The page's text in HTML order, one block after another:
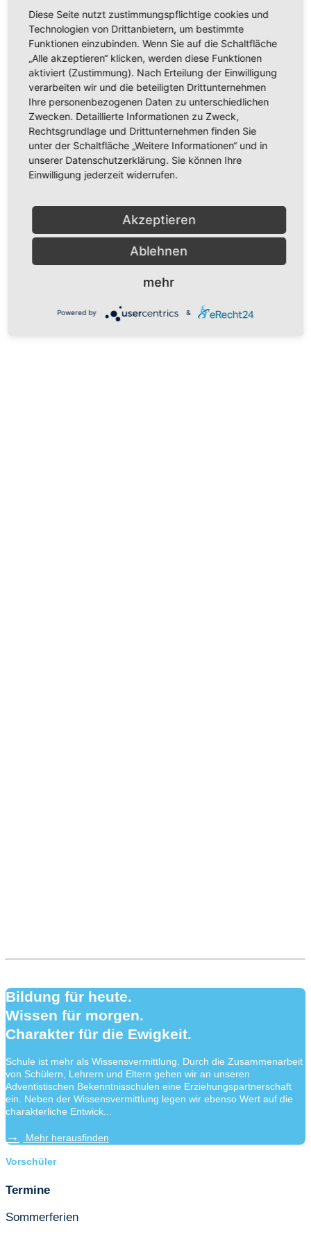
Bildung für heute.
Wissen für morgen.
Charakter für die Ewigkeit.
Schule ist mehr als Wissensvermittlung. Durch die Zusammenarbeit
von Schülern, Lehrern und Eltern gehen wir an unseren
Adventistischen Bekenntnisschulen eine Erziehungspartnerschaft
ein. Neben der Wissensvermittlung legen wir ebenso Wert auf die
charakterliche Entwick...
Mehr herausfinden
Vorschüler
Termine
Sommerferien
Diese Seite nutzt zustimmungspflichtige cookies und
Technologien von Drittanbietern, um bestimmte
Funktionen einzubinden. Wenn Sie auf die Schaltfläche
„Alle akzeptieren“ klicken, werden diese Funktionen
aktiviert (Zustimmung). Nach Erteilung der Einwilligung
verarbeiten wir und die beteiligten Drittunternehmen
Ihre personenbezogenen Daten zu unterschiedlichen
Zwecken. Detaillierte Informationen zu Zweck,
Rechtsgrundlage und Drittunternehmen finden Sie
unter der Schaltfläche „Weitere Informationen“ und in
unserer Datenschutzerklärung. Sie können Ihre
Einwilligung jederzeit widerrufen.
Akzeptieren
Ablehnen
mehr
Powered by &